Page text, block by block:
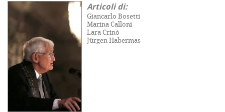
Articoli di:
Giancarlo Bosetti
Marina Calloni
Lara Crinò
Jürgen Habermas